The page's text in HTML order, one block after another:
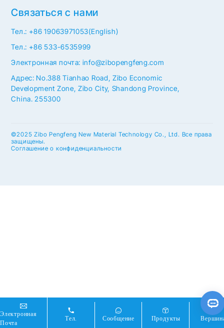
Электронная
Почта
Тел. Сообщение Продукты
Связаться с нами
Тел.: +86 19063971053(English)
Тел.: +86 533-6535999
Электронная почта: info@zibopengfeng.com
Адрес: No.388 Tianhao Road, Zibo Economic
Development Zone, Zibo City, Shandong Province,
China. 255300
©2025 Zibo Pengfeng New Material Technology Co., Ltd. Все права
защищены.
Соглашение о конфиденциальности